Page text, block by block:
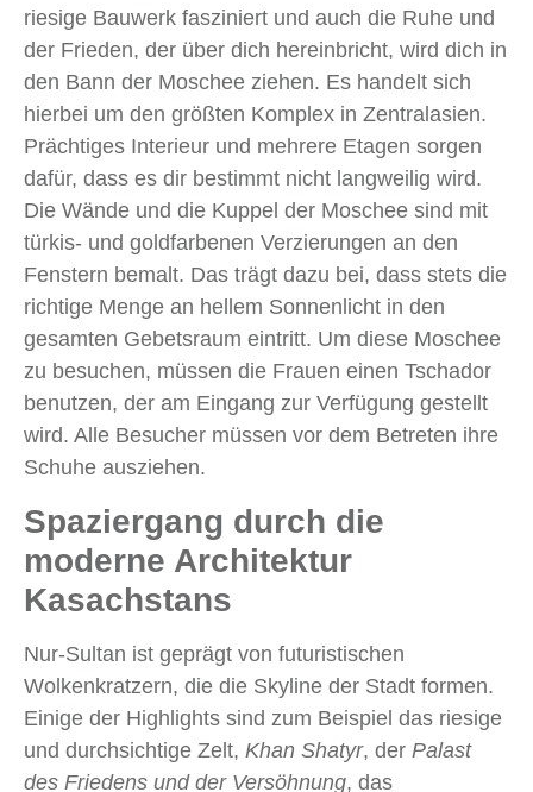
riesige Bauwerk fasziniert und auch die Ruhe und
der Frieden, der über dich hereinbricht, wird dich in
den Bann der Moschee ziehen. Es handelt sich
hierbei um den größten Komplex in Zentralasien.
Prächtiges Interieur und mehrere Etagen sorgen
dafür, dass es dir bestimmt nicht langweilig wird.
Die Wände und die Kuppel der Moschee sind mit
türkis- und goldfarbenen Verzierungen an den
Fenstern bemalt. Das trägt dazu bei, dass stets die
richtige Menge an hellem Sonnenlicht in den
gesamten Gebetsraum eintritt. Um diese Moschee
zu besuchen, müssen die Frauen einen Tschador
benutzen, der am Eingang zur Verfügung gestellt
wird. Alle Besucher müssen vor dem Betreten ihre
Schuhe ausziehen.
Spaziergang durch die
moderne Architektur
Kasachstans
Nur-Sultan ist geprägt von futuristischen
Wolkenkratzern, die die Skyline der Stadt formen.
Einige der Highlights sind zum Beispiel das riesige
und durchsichtige Zelt, Khan Shatyr, der Palast
des Friedens und der Versöhnung, das